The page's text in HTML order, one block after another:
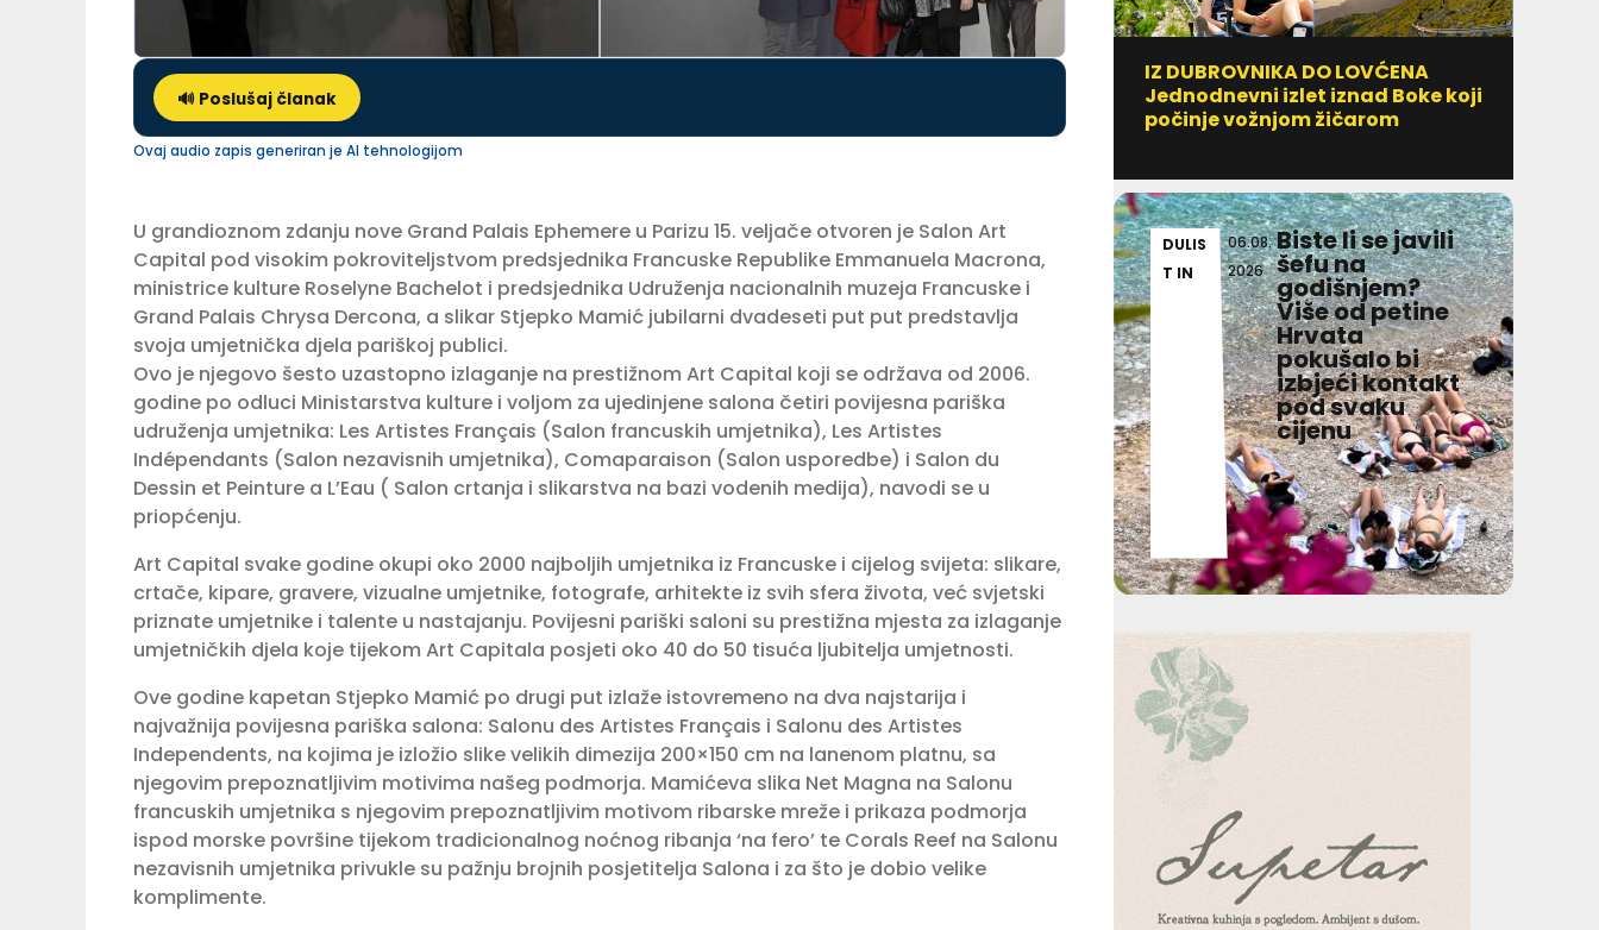
🔊 Poslušaj članak
Ovaj audio zapis generiran je AI tehnologijom
U grandioznom zdanju nove Grand Palais Ephemere u Parizu 15. veljače otvoren je Salon Art
Capital pod visokim pokroviteljstvom predsjednika Francuske Republike Emmanuela Macrona,
ministrice kulture Roselyne Bachelot i predsjednika Udruženja nacionalnih muzeja Francuske i
Grand Palais Chrysa Dercona, a slikar Stjepko Mamić jubilarni dvadeseti put put predstavlja
svoja umjetnička djela pariškoj publici.
Ovo je njegovo šesto uzastopno izlaganje na prestižnom Art Capital koji se održava od 2006.
godine po odluci Ministarstva kulture i voljom za ujedinjene salona četiri povijesna pariška
udruženja umjetnika: Les Artistes Français (Salon francuskih umjetnika), Les Artistes
Indépendants (Salon nezavisnih umjetnika), Comaparaison (Salon usporedbe) i Salon du
Dessin et Peinture a L’Eau ( Salon crtanja i slikarstva na bazi vodenih medija), navodi se u
priopćenju.
Art Capital svake godine okupi oko 2000 najboljih umjetnika iz Francuske i cijelog svijeta: slikare,
crtače, kipare, gravere, vizualne umjetnike, fotografe, arhitekte iz svih sfera života, već svjetski
priznate umjetnike i talente u nastajanju. Povijesni pariški saloni su prestižna mjesta za izlaganje
umjetničkih djela koje tijekom Art Capitala posjeti oko 40 do 50 tisuća ljubitelja umjetnosti.
Ove godine kapetan Stjepko Mamić po drugi put izlaže istovremeno na dva najstarija i
najvažnija povijesna pariška salona: Salonu des Artistes Français i Salonu des Artistes
Independents, na kojima je izložio slike velikih dimezija 200×150 cm na lanenom platnu, sa
njegovim prepoznatljivim motivima našeg podmorja. Mamićeva slika Net Magna na Salonu
francuskih umjetnika s njegovim prepoznatljivim motivom ribarske mreže i prikaza podmorja
ispod morske površine tijekom tradicionalnog noćnog ribanja ‘na fero’ te Corals Reef na Salonu
nezavisnih umjetnika privukle su pažnju brojnih posjetitelja Salona i za što je dobio velike
komplimente.
IZ DUBROVNIKA DO LOVĆENA
Jednodnevni izlet iznad Boke koji
počinje vožnjom žičarom
DULIS
T IN
06.08.
2026
Biste li se javili
šefu na
godišnjem?
Više od petine
Hrvata
pokušalo bi
izbjeći kontakt
pod svaku
cijenu